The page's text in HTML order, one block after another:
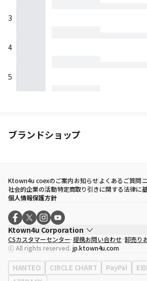
3
4
5
ブランドショップ
Ktown4u coexのご案内お知らせよくあるご質問
社会的企業の活動特定商取り引きに関する法律に
個人情報保護方針
Ktown4u Corporation
代表取締役
ソン・ヒョミン
事業者登録番号120-87-71116
eContext
0120-23-7523
事務所住所
ソウル特別市江南区永東大路513、
CSカスタマーセンター 提携お問い合わせ 卸売り
ⓒ All rights reserved. jp.ktown4u.com
HANTEO CIRCLE CHART PayPal